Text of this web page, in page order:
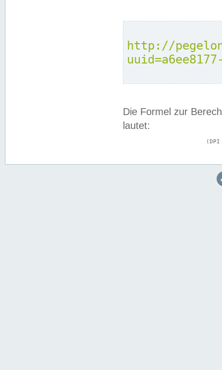
http://
Die Formel zur
lautet: